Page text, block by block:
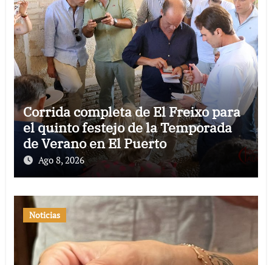
Corrida completa de El Freixo para
el quinto festejo de la Temporada
de Verano en El Puerto
Ago 8, 2026
Noticias